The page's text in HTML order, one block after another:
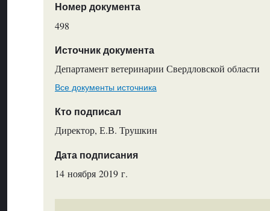
Номер документа
498
Источник документа
Департамент ветеринарии Свердловской области
Все документы источника
Кто подписал
Директор, Е.В. Трушкин
Дата подписания
14 ноября 2019 г.